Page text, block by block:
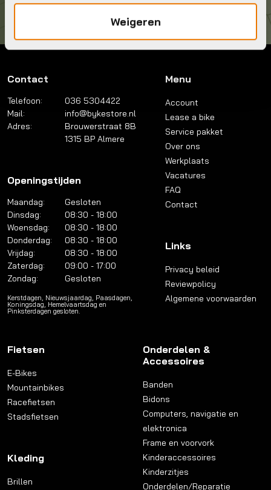
Weigeren
Contact
Telefoon:
036 5304422
Mail:
info@bykestore.nl
Adres:
Brouwerstraat 8B
1315 BP Almere
Openingstijden
Maandag:
Gesloten
Dinsdag:
08:30 - 18:00
Woensdag:
08:30 - 18:00
Donderdag:
08:30 - 18:00
Vrijdag:
08:30 - 18:00
Zaterdag:
09:00 - 17:00
Zondag:
Gesloten
Kerstdagen, Nieuwsjaardag, Paasdagen,
Koningsdag, Hemelvaartsdag en
Pinksterdagen gesloten.
Menu
Account
Lease a bike
Service pakket
Over ons
Werkplaats
Vacatures
FAQ
Contact
Links
Privacy beleid
Reviewpolicy
Algemene voorwaarden
Fietsen
E-Bikes
Mountainbikes
Racefietsen
Stadsfietsen
Kleding
Brillen
Onderdelen &
Accessoires
Banden
Bidons
Computers, navigatie en
elektronica
Frame en voorvork
Kinderaccessoires
Kinderzitjes
Onderdelen/Reparatie